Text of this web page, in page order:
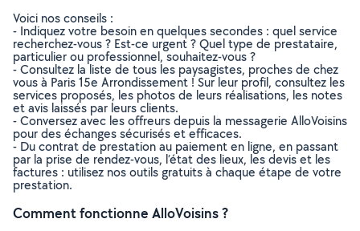
Voici nos conseils :
- Indiquez votre besoin en quelques secondes : quel service
recherchez-vous ? Est-ce urgent ? Quel type de prestataire,
particulier ou professionnel, souhaitez-vous ?
- Consultez la liste de tous les paysagistes, proches de chez
vous à Paris 15e Arrondissement ! Sur leur profil, consultez les
services proposés, les photos de leurs réalisations, les notes
et avis laissés par leurs clients.
- Conversez avec les offreurs depuis la messagerie AlloVoisins
pour des échanges sécurisés et efficaces.
- Du contrat de prestation au paiement en ligne, en passant
par la prise de rendez-vous, l’état des lieux, les devis et les
factures : utilisez nos outils gratuits à chaque étape de votre
prestation.
Comment fonctionne AlloVoisins ?